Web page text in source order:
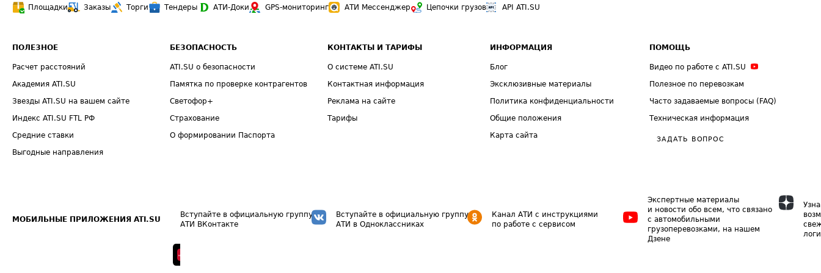
Площадки
Заказы Торги Тендеры АТИ-Доки GPS-мониторинг АТИ Мессенджер Цепочки грузов API ATI.SU
ПОЛЕЗНОЕ
Расчет расстояний
Академия ATI.SU
Звезды ATI.SU на вашем сайте
Индекс ATI.SU FTL РФ
Средние ставки
Выгодные направления
БЕЗОПАСНОСТЬ
ATI.SU о безопасности
Памятка по проверке контрагентов
Светофор+
Страхование
О формировании Паспорта
КОНТАКТЫ И ТАРИФЫ
О системе ATI.SU
Контактная информация
Реклама на сайте
Тарифы
ИНФОРМАЦИЯ
Блог
Эксклюзивные материалы
Политика конфиденциальности
Общие положения
Карта сайта
ПОМОЩЬ
Видео по работе с ATI.SU
Полезное по перевозкам
Часто задаваемые вопросы (FAQ)
Техническая информация
ЗАДАТЬ ВОПРОС
МОБИЛЬНЫЕ ПРИЛОЖЕНИЯ ATI.SU
Вступайте в официальную группу
АТИ ВКонтакте
Вступайте в официальную группу
АТИ в Одноклассниках
Канал АТИ с инструкциями
по работе с сервисом
Экспертные материалы
и новости обо всем, что связано
с автомобильными
грузоперевозками, на нашем
Дзене